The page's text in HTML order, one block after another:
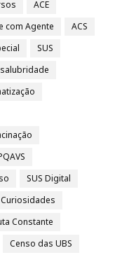
ACE
com Agente
ACS
SUS
SUS Digital
Curiosidades
Constante
Censo das UBS